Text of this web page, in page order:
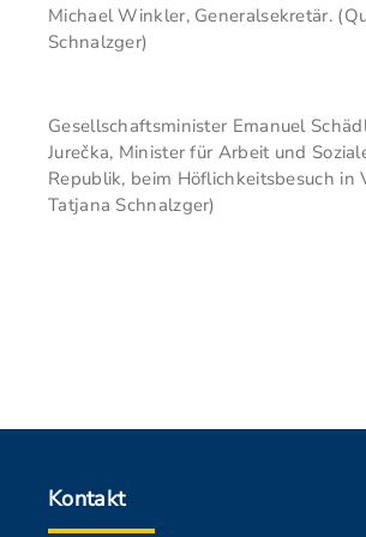
Michael Winkler, Generalsekretär.
Schnalzger)
Gesellschaftsminister Emanuel
Jurečka, Minister für Arbeit und
Republik, beim Höflichkeitsbesuch in
Tatjana Schnalzger)
Kontakt